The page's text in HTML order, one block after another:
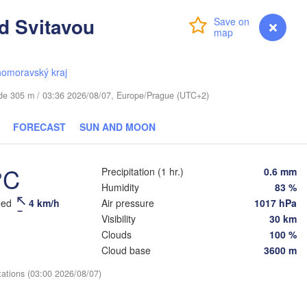
Login myVentusky Forecast
Svitavou
kraj
305 m / 03:36 2026/08/07, Europe/Prague (UTC+2)
FORECAST SUN AND MOON
4 km/h
Precipitation (1 hr.)
0.6 mm
Humidity
83 %
Air pressure
1017 hPa
Visibility
30 km
Clouds
100 %
Cloud base
3600 m
(03:00 2026/08/07)
Гомель
(Homieĺ)
Чернігів
(Chernihiv)
Мазыр
Віцебск
Курск
(Kursk)
(Oryol)
L